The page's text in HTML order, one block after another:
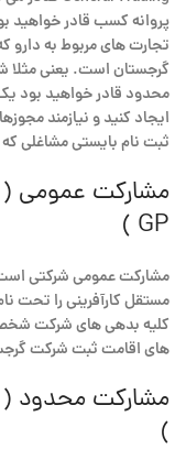
پروانه کسب قادر خواهید
تجارت های مربوط به دارو
گرجستان است. یعنی مثلا
محدود قادر خواهید بود
ایجاد کنید و نیازمند
ثبت نام بایستی مشاغلی
GP )
مشارکت عمومی شرکتی
مستقل کارآفرینی را تحت
کلیه بدهی های شرکت
های اقامت ثبت شرکت
)